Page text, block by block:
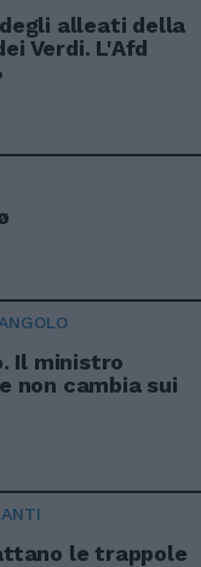
alleati della
Verdi. L'Afd
Il ministro
non cambia sui
le trappole